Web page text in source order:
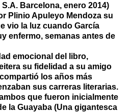
Barcelona, enero 2014)
Plinio Apuleyo Mendoza su
vio la luz cuando García
enfermo, semanas antes de
emocional del libro,
su fidelidad a su amigo
los años más
sus carreras literarias.
que fueron inicialmente
la Guayaba (Una gigantesca